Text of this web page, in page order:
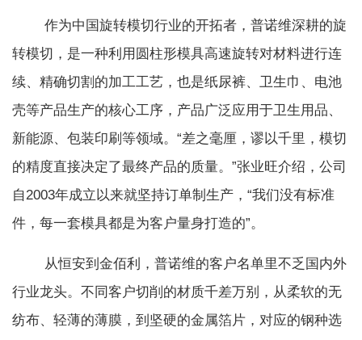
作为中国旋转模切行业的开拓者，普诺维深耕的旋
转模切，是一种利用圆柱形模具高速旋转对材料进行连
续、精确切割的加工工艺，也是纸尿裤、卫生巾、电池
壳等产品生产的核心工序，产品广泛应用于卫生用品、
新能源、包装印刷等领域。“差之毫厘，谬以千里，模切
的精度直接决定了最终产品的质量。”张业旺介绍，公司
自2003年成立以来就坚持订单制生产，“我们没有标准
件，每一套模具都是为客户量身打造的”。
从恒安到金佰利，普诺维的客户名单里不乏国内外
行业龙头。不同客户切削的材质千差万别，从柔软的无
纺布、轻薄的薄膜，到坚硬的金属箔片，对应的钢种选